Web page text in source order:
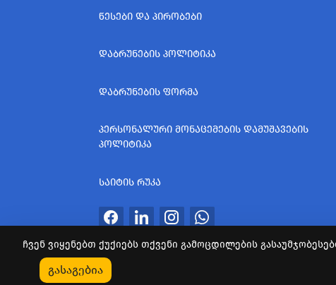
ᲬᲔᲡᲔᲑᲘ ᲓᲐ ᲞᲘᲠᲝᲑᲔᲑᲘ
ᲓᲐᲑᲠᲣᲜᲔᲑᲘᲡ ᲞᲝᲚᲘᲢᲘᲙᲐ
ᲓᲐᲑᲠᲣᲜᲔᲑᲘᲡ ᲤᲝᲠᲛᲐ
ᲞᲔᲠᲡᲝᲜᲐᲚᲣᲠᲘ ᲛᲝᲜᲐᲪᲔᲛᲔᲑᲘᲡ ᲓᲐᲛᲣᲨᲐᲕᲔᲑᲘᲡ
ᲞᲝᲚᲘᲢᲘᲙᲐ
ᲡᲐᲘᲢᲘᲡ ᲠᲣᲙᲐ
ყველა უფლება დაცულია
ჩვენ ვიყენებთ ქუქიებს თქვენი გამოცდილების
გასაგებია